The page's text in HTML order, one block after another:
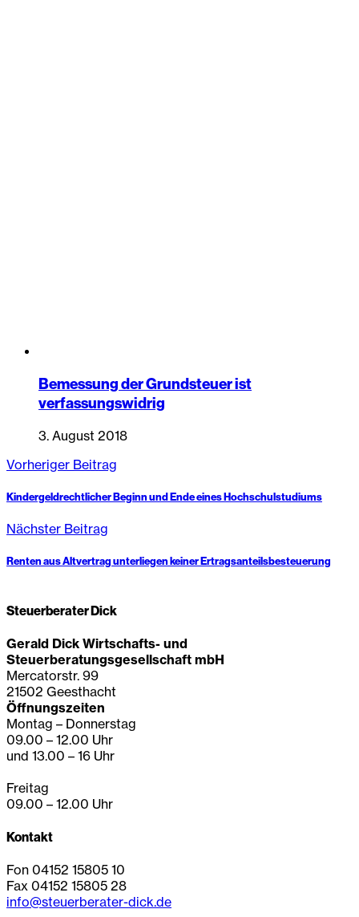
Bemessung der Grundsteuer ist
verfassungswidrig
3. August 2018
Vorheriger Beitrag
Kindergeldrechtlicher Beginn und Ende eines Hochschulstudiums
Nächster Beitrag
Renten aus Altvertrag unterliegen keiner Ertragsanteilsbesteuerung
Steuerberater Dick
Gerald Dick Wirtschafts- und
Steuerberatungsgesellschaft mbH
Mercatorstr. 99
21502 Geesthacht
Öffnungszeiten
Montag – Donnerstag
09.00 – 12.00 Uhr
und 13.00 – 16 Uhr
Freitag
09.00 – 12.00 Uhr
Kontakt
Fon 04152 15805 10
Fax 04152 15805 28
info@steuerberater-dick.de